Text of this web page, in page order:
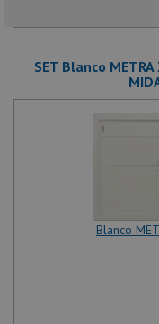
SET Blanco
Blanco